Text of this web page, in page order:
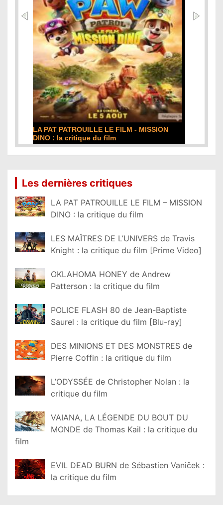
DE LA COMÉDIE-FRANÇAISE : la critique du
film
Les dernières critiques
LA PAT PATROUILLE LE FILM – MISSION
DINO : la critique du film
LES MAÎTRES DE L’UNIVERS de Travis
Knight : la critique du film [Prime Video]
OKLAHOMA HONEY de Andrew
Patterson : la critique du film
POLICE FLASH 80 de Jean-Baptiste
Saurel : la critique du film [Blu-ray]
DES MINIONS ET DES MONSTRES de
Pierre Coffin : la critique du film
L’ODYSSÉE de Christopher Nolan : la
critique du film
VAIANA, LA LÉGENDE DU BOUT DU
MONDE de Thomas Kail : la critique du
film
EVIL DEAD BURN de Sébastien Vaniček :
la critique du film